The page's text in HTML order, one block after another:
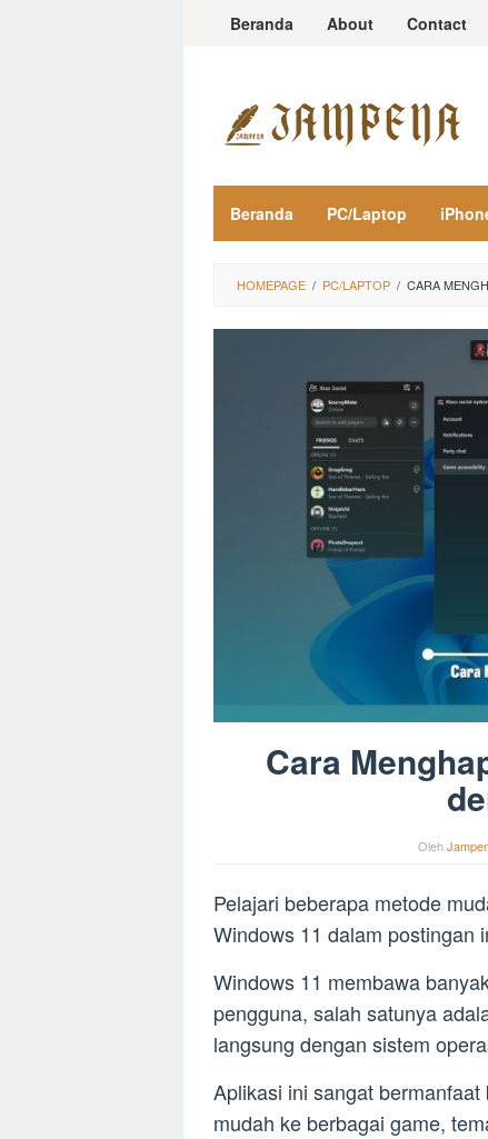
LoncatBeranda About Contact
Beranda PC/Laptop
HOMEPAGE / PC/LAPTOP / CARA
Cara
Oleh
Pelajari beberapa metode
Windows 11 dalam postingan
Windows 11 membawa
pengguna, salah satunya
langsung dengan sistem
Aplikasi ini sangat
mudah ke berbagai game,